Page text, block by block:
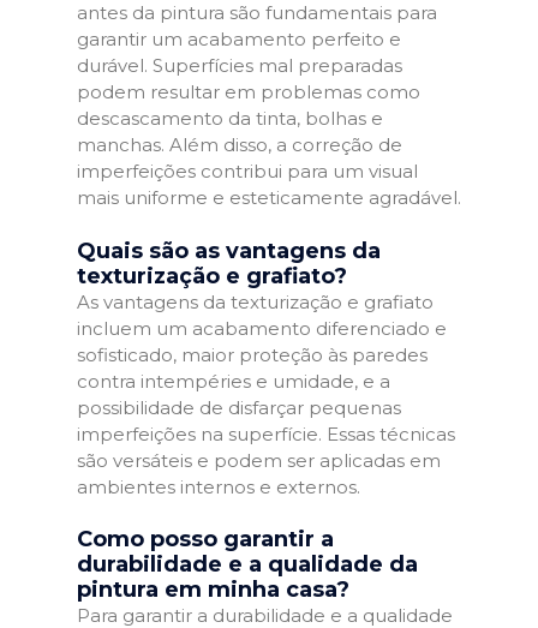
antes da pintura são fundamentais para
garantir um acabamento perfeito e
durável. Superfícies mal preparadas
podem resultar em problemas como
descascamento da tinta, bolhas e
manchas. Além disso, a correção de
imperfeições contribui para um visual
mais uniforme e esteticamente agradável.
Quais são as vantagens da
texturização e grafiato?
As vantagens da texturização e grafiato
incluem um acabamento diferenciado e
sofisticado, maior proteção às paredes
contra intempéries e umidade, e a
possibilidade de disfarçar pequenas
imperfeições na superfície. Essas técnicas
são versáteis e podem ser aplicadas em
ambientes internos e externos.
Como posso garantir a
durabilidade e a qualidade da
pintura em minha casa?
Para garantir a durabilidade e a qualidade